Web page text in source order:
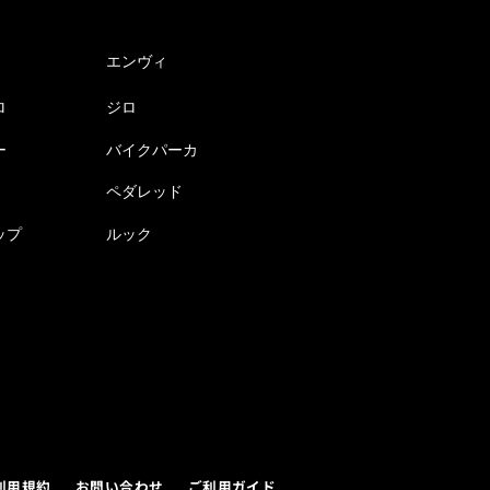
エンヴィ
ジロ
バイクパーカ
ペダレッド
プ ルック